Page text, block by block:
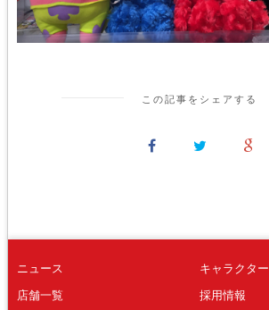
この記事をシェアする
ニュース
店舗一覧
キャラクター
採用情報